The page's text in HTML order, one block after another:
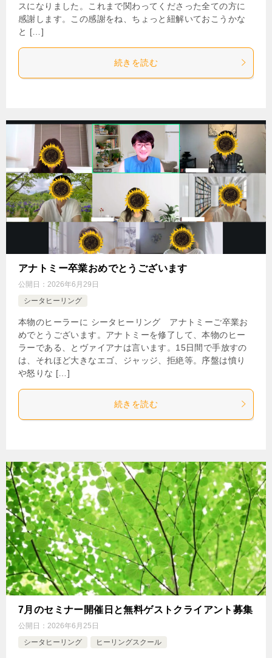
スになりました。これまで関わってくださった全ての方に
感謝します。この感謝をね、ちょっと紐解いておこうかな
と […]
続きを読む
アナトミー卒業おめでとうございます
公開日： 2026年6月29日
シータヒーリング
本物のヒーラーに シータヒーリング アナトミーご卒業お
めでとうございます。アナトミーを修了して、本物のヒー
ラーである、とヴァイアナは言います。15日間で手放すの
は、それほど大きなエゴ、ジャッジ、拒絶等。序盤は憤り
や怒りな […]
続きを読む
7月のセミナー開催日と無料ゲストクライアント募集
公開日： 2026年6月25日
シータヒーリング
ヒーリングスクール